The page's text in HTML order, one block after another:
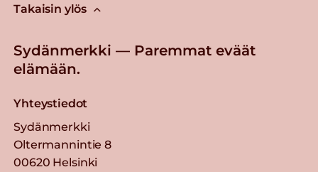
Takaisin ylös
Sydänmerkki — Paremmat eväät
elämään.
Yhteystiedot
Sydänmerkki
Oltermannintie 8
00620 Helsinki